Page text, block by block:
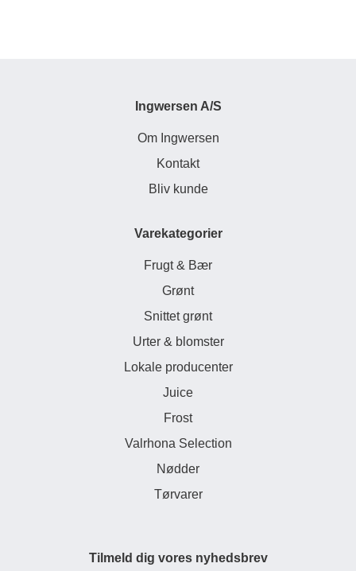
Ingwersen A/S
Om Ingwersen
Kontakt
Bliv kunde
Varekategorier
Frugt & Bær
Grønt
Snittet grønt
Urter & blomster
Lokale producenter
Juice
Frost
Valrhona Selection
Nødder
Tørvarer
Tilmeld dig vores nyhedsbrev